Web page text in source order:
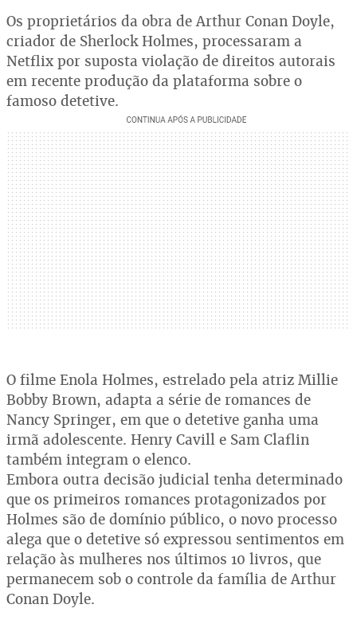
Os proprietários da obra de Arthur Conan Doyle,
criador de Sherlock Holmes, processaram a
Netflix por suposta violação de direitos autorais
em recente produção da plataforma sobre o
famoso detetive.
O filme Enola Holmes, estrelado pela atriz Millie
Bobby Brown, adapta a série de romances de
Nancy Springer, em que o detetive ganha uma
irmã adolescente. Henry Cavill e Sam Claflin
também integram o elenco.
Embora outra decisão judicial tenha determinado
que os primeiros romances protagonizados por
Holmes são de domínio público, o novo processo
alega que o detetive só expressou sentimentos em
relação às mulheres nos últimos 10 livros, que
permanecem sob o controle da família de Arthur
Conan Doyle.